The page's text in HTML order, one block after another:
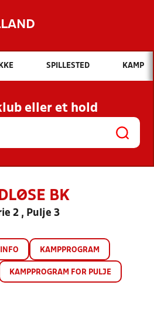
Hvad vil du søge efter?
INDHOLD OG NYHEDER
KLUBBER OG
HOLD
SPILLESTED KAMP
eller et hold
BK
2 , Pulje 3
INFO KAMPPROGRAM
KAMPPROGRAM FOR PULJE